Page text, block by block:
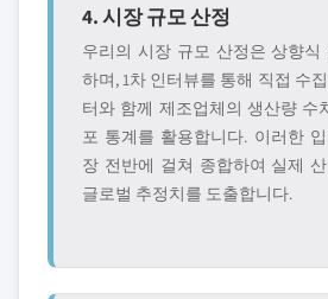
4. 시장 규모 산정
우리의 시장 규모 산정은 상향
하며, 1차 인터뷰를 통해 직접 수
터와 함께 제조업체의 생산량 수
포 통계를 활용합니다. 이러한
장 전반에 걸쳐 종합하여 실제
글로벌 추정치를 도출합니다.